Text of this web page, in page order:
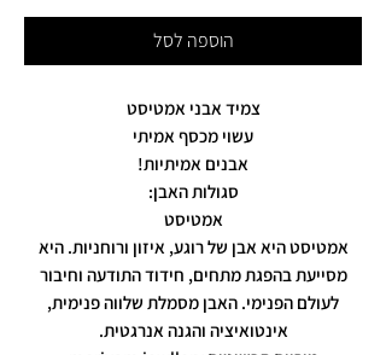
הוספה לסל
צמיד אבני אמטיסט
עשוי מכסף אמיתי
אבנים אמיתיות!
סגולות האבן:
אמטיסט
אמטיסט היא אבן של רוגע, איזון ורוחניות. היא
מסייעת בהפגת מתחים, חידוד התודעה וחיבור
לעולם הפנימי. האבן מסמלת שלווה פנימית,
אינטואיציה והגנה אנרגטית.